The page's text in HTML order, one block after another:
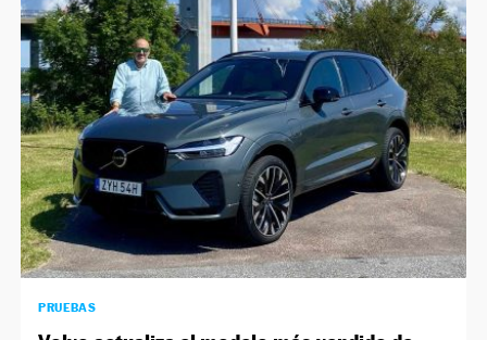
NEWSLETTER
SÍGUENOS
PRUEBAS